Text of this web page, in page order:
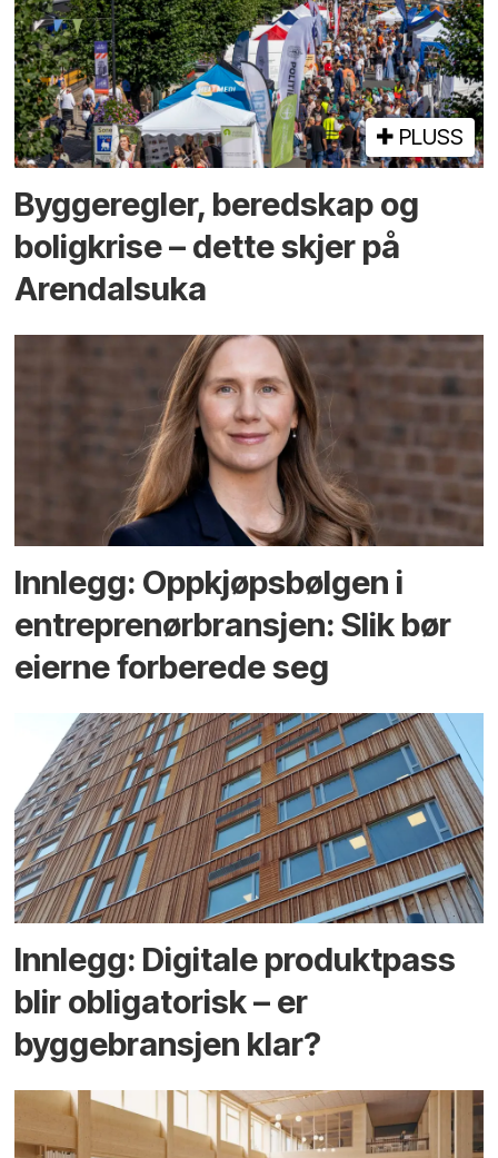
PLUSS
Bygge­regler, beredskap og
bolig­krise – dette skjer på
Arendals­uka
Innlegg: Oppkjøps­bølgen i
entreprenør­bransjen: Slik bør
eierne forberede seg
Innlegg: Digitale produktpass
blir obligatorisk – er
byggebransjen klar?